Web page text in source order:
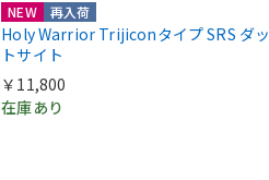
NEW 再入荷
Holy Warrior Trijiconタイプ SRS ダッ
トサイト
￥11,800
在庫あり